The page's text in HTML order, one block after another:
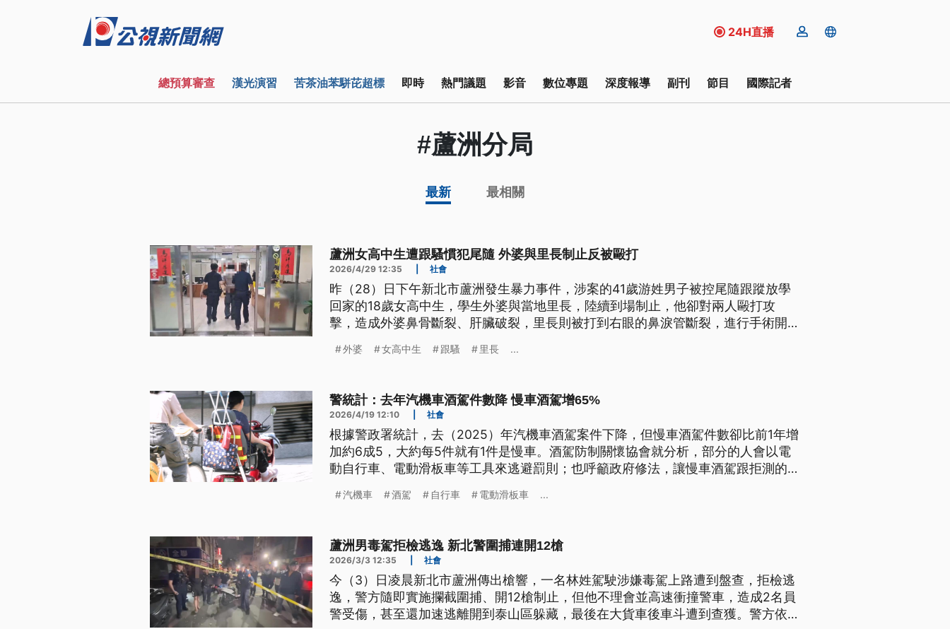
24H直播
總預算審查 漢光演習 苦茶油苯駢芘超標 即時 熱門議題 影音 數位專題 深度報導 副刊 節目 國際記者
#蘆洲分局
最新 最相關
蘆洲女高中生遭跟騷慣犯尾隨 外婆與里長制止反被毆打
2026/4/29 12:35 社會
昨（28）日下午新北市蘆洲發生暴力事件，涉案的41歲游姓男子被控尾隨跟蹤放學
回家的18歲女高中生，學生外婆與當地里長，陸續到場制止，他卻對兩人毆打攻
擊，造成外婆鼻骨斷裂、肝臟破裂，里長則被打到右眼的鼻淚管斷裂，進行手術開
罪嫌，將移送地檢署偵辦，並建請檢方聲請預防性羈押、保安處分。
外婆 女高中生 跟騷 里長 ...
警統計：去年汽機車酒駕件數降 慢車酒駕增65%
2026/4/19 12:10 社會
根據警政署統計，去（2025）年汽機車酒駕案件下降，但慢車酒駕件數卻比前1年增
加約6成5，大約每5件就有1件是慢車。酒駕防制關懷協會就分析，部分的人會以電
動自行車、電動滑板車等工具來逃避罰則；也呼籲政府修法，讓慢車酒駕跟拒測的罰
汽機車 酒駕 自行車 電動滑板車 ...
蘆洲男毒駕拒檢逃逸 新北警圍捕連開12槍
2026/3/3 12:35 社會
今（3）日凌晨新北市蘆洲傳出槍響，一名林姓駕駛涉嫌毒駕上路遭到盤查，拒檢逃
逸，警方隨即實施攔截圍捕、開12槍制止，但他不理會並高速衝撞警車，造成2名員
警受傷，甚至還加速逃離開到泰山區躲藏，最後在大貨車後車斗遭到查獲。警方依毒